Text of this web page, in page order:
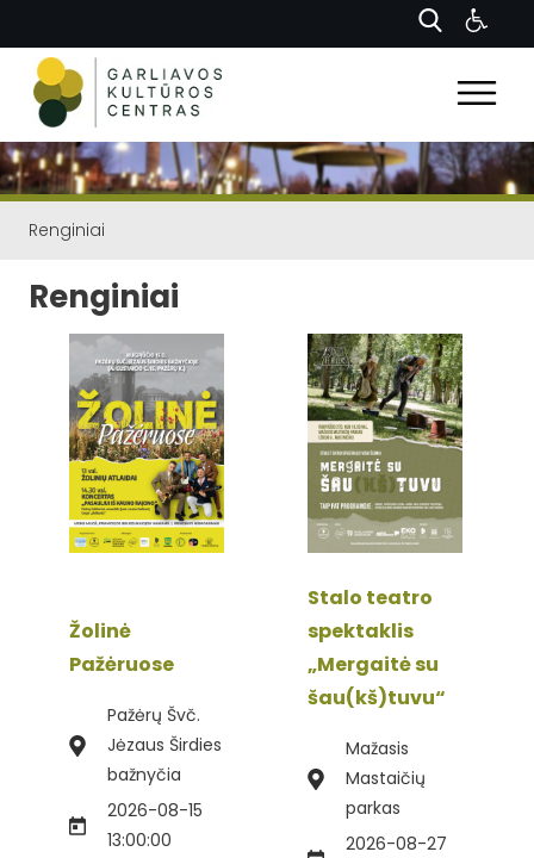
Renginiai
Renginiai
Žolinė
Pažėruose
Pažėrų Švč.
Jėzaus Širdies
bažnyčia
2026-08-15
13:00:00
Stalo teatro
spektaklis
„Mergaitė su
šau(kš)tuvu“
Mažasis
Mastaičių
parkas
2026-08-27